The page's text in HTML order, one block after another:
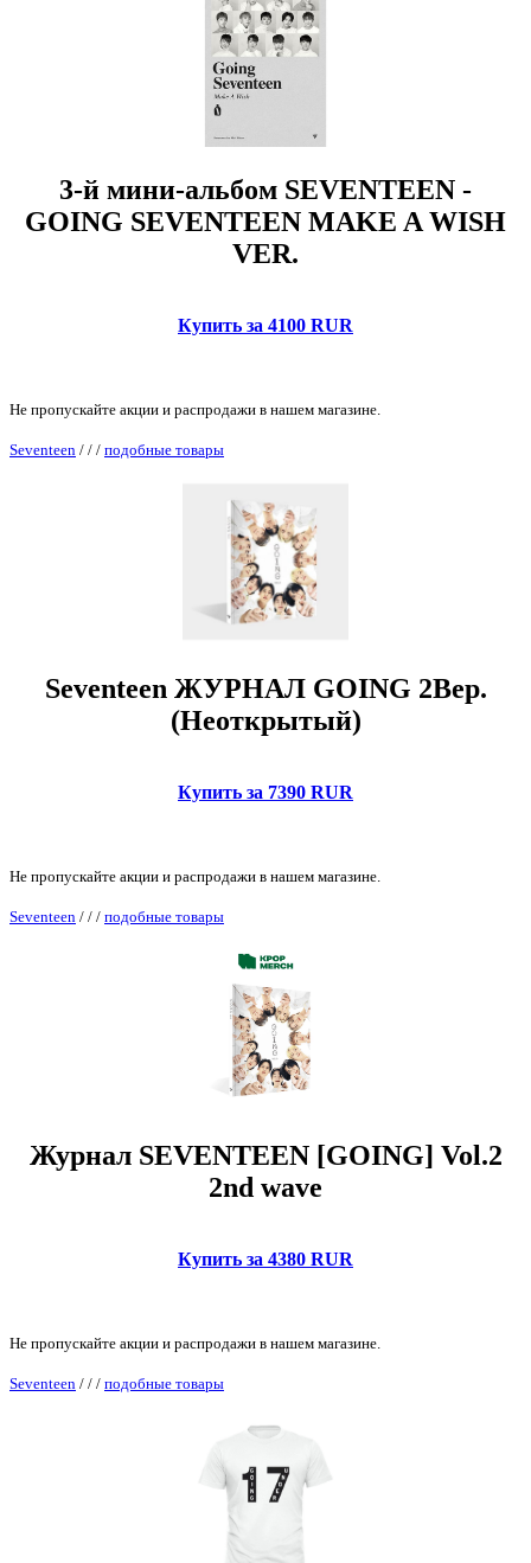
3-й мини-альбом SEVENTEEN -
GOING SEVENTEEN MAKE A WISH
VER.
Купить за 4100 RUR
Не пропускайте акции и распродажи в нашем магазине.
Seventeen / / / подобные товары
Seventeen ЖУРНАЛ GOING 2Вер.
(Неоткрытый)
Купить за 7390 RUR
Не пропускайте акции и распродажи в нашем магазине.
Seventeen / / / подобные товары
Журнал SEVENTEEN [GOING] Vol.2
2nd wave
Купить за 4380 RUR
Не пропускайте акции и распродажи в нашем магазине.
Seventeen / / / подобные товары